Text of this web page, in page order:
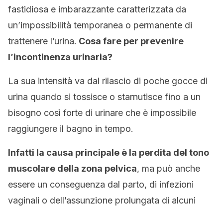
fastidiosa e imbarazzante caratterizzata da
un’impossibilità temporanea o permanente di
trattenere l’urina. Cosa fare per prevenire
l’incontinenza urinaria?
La sua intensità va dal rilascio di poche gocce di
urina quando si tossisce o starnutisce fino a un
bisogno così forte di urinare che è impossibile
raggiungere il bagno in tempo.
Infatti la causa principale è la perdita del tono
muscolare della zona pelvica, ma può anche
essere un conseguenza dal parto, di infezioni
vaginali o dell’assunzione prolungata di alcuni